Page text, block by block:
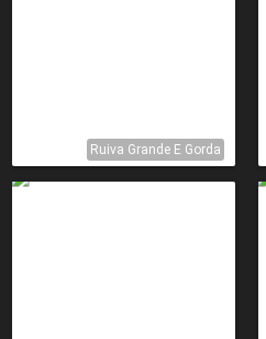
Ruiva Grande E Gorda